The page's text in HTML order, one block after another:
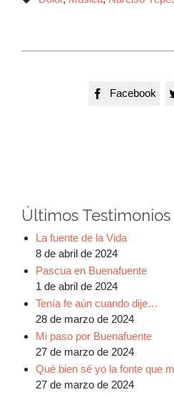
 Facebook
Últimos Testimonios
La fuente de la Vida
8 de abril de 2024
Pascua en Buenafuente
1 de abril de 2024
Tenía fe aún cuando dije…
28 de marzo de 2024
Mi paso por Buenafuente
27 de marzo de 2024
Qué bien sé yo la fonte que
27 de marzo de 2024